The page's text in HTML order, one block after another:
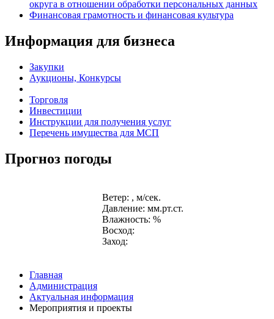
округа в отношении обработки персональных данных
Финансовая грамотность и финансовая культура
Информация для бизнеса
Закупки
Аукционы, Конкурсы
Торговля
Инвестиции
Инструкции для получения услуг
Перечень имущества для МСП
Прогноз погоды
Ветер: , м/сек.
Давление: мм.рт.ст.
Влажность: %
Восход:
Заход:
Главная
Администрация
Актуальная информация
Мероприятия и проекты